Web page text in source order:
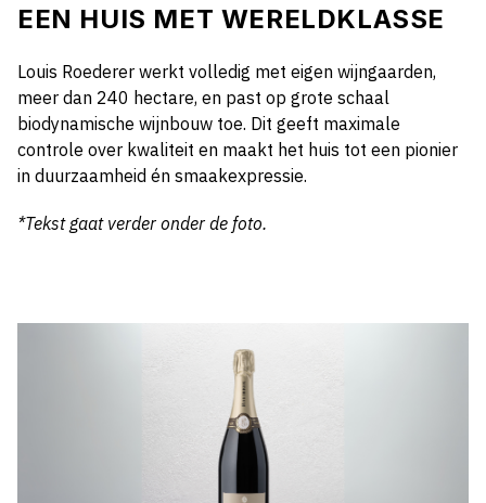
EEN HUIS MET WERELDKLASSE
Louis Roederer werkt volledig met eigen wijngaarden,
meer dan 240 hectare, en past op grote schaal
biodynamische wijnbouw toe. Dit geeft maximale
controle over kwaliteit en maakt het huis tot een pionier
in duurzaamheid én smaakexpressie.
*Tekst gaat verder onder de foto.